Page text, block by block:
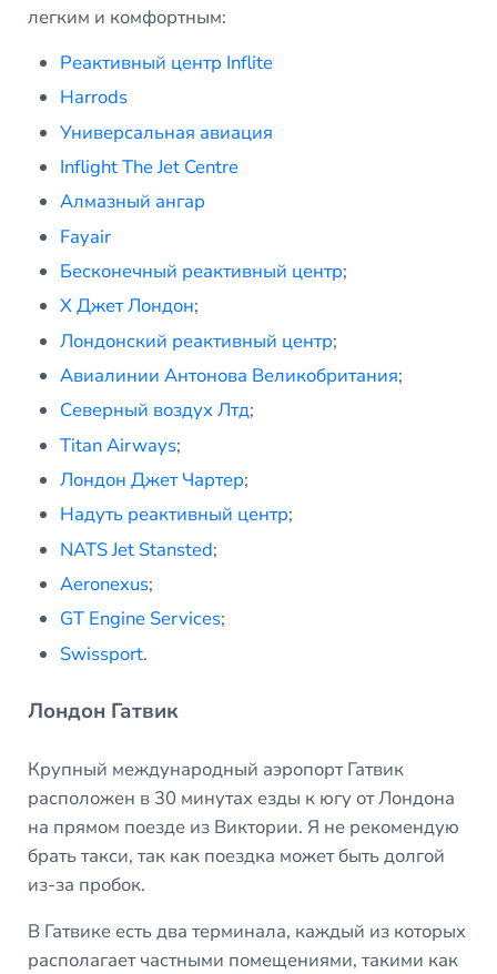
легким и комфортным:
Реактивный центр Inflite
Harrods
Универсальная авиация
Inflight The Jet Centre
Алмазный ангар
Fayair
Бесконечный реактивный центр;
X Джет Лондон;
Лондонский реактивный центр;
Авиалинии Антонова Великобритания;
Северный воздух Лтд;
Titan Airways;
Лондон Джет Чартер;
Надуть реактивный центр;
NATS Jet Stansted;
Aeronexus;
GT Engine Services;
Swissport.
Лондон Гатвик
Крупный международный аэропорт Гатвик
расположен в 30 минутах езды к югу от Лондона
на прямом поезде из Виктории. Я не рекомендую
брать такси, так как поездка может быть долгой
из-за пробок.
В Гатвике есть два терминала, каждый из которых
располагает частными помещениями, такими как